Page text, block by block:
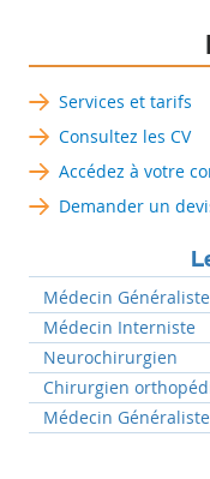
Services et tarifs
Consultez les CV
Accédez à votre
Demander un
Médecin Généraliste
Médecin Interniste
Neurochirurgien
Chirurgien
Médecin Généraliste